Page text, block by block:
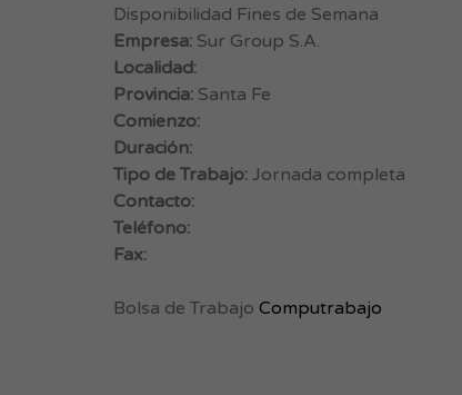
Disponibilidad Fines de Semana
Empresa: Sur Group S.A.
Localidad:
Provincia: Santa Fe
Comienzo:
Duración:
Tipo de Trabajo: Jornada completa
Contacto:
Teléfono:
Fax:
Bolsa de Trabajo Computrabajo